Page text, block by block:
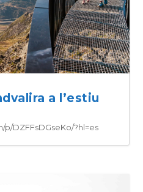
a l’estiu
DZFFsDGseKo/?hl=es